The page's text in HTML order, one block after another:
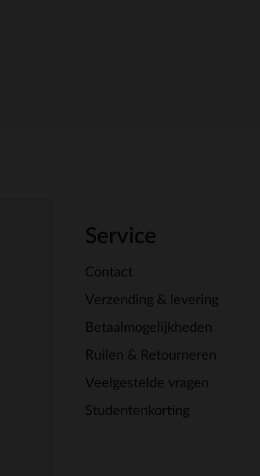
Service
Contact
Verzending & levering
Betaalmogelijkheden
Ruilen & Retourneren
Veelgestelde vragen
Studentenkorting